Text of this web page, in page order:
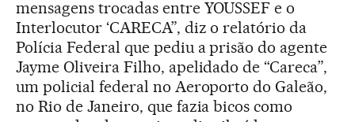
mensagens trocadas entre YOUSSEF e o
Interlocutor ‘CARECA”, diz o relatório da
Polícia Federal que pediu a prisão do agente
Jayme Oliveira Filho, apelidado de “Careca”,
um policial federal no Aeroporto do Galeão,
no Rio de Janeiro, que fazia bicos como